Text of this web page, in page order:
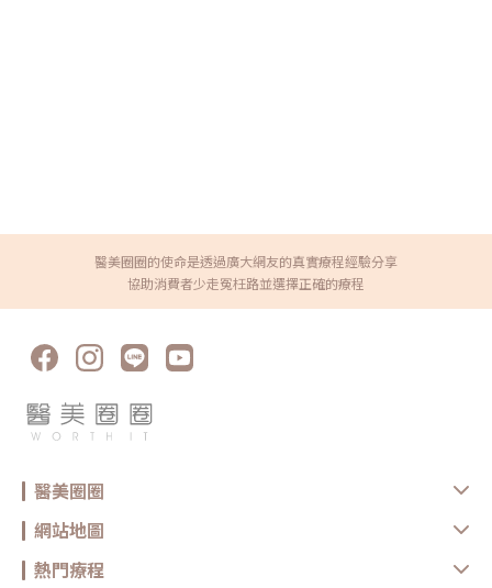
醫美圈圈的使命是透過廣大網友的真實療程經驗分享
協助消費者少走冤枉路並選擇正確的療程
醫美圈圈
網站地圖
熱門療程